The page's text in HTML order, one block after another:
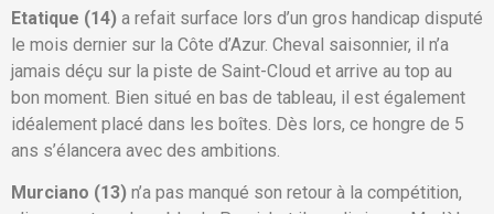
Etatique (14) a refait surface lors d’un gros handicap disputé
le mois dernier sur la Côte d’Azur. Cheval saisonnier, il n’a
jamais déçu sur la piste de Saint-Cloud et arrive au top au
bon moment. Bien situé en bas de tableau, il est également
idéalement placé dans les boîtes. Dès lors, ce hongre de 5
ans s’élancera avec des ambitions.
Murciano (13) n’a pas manqué son retour à la compétition,